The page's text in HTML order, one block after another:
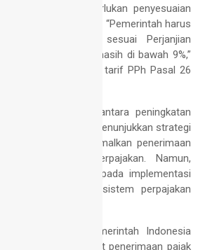
ini akan memerlukan penyesuaian
perpajakan nasional. “Pemerintah harus
pemotongan PPh sesuai Perjanjian
(P3B) yang masih di bawah 9%,”
akan diberikan pada tarif PPh Pasal 26
bahwa kombinasi antara peningkatan
aturan pajak global menunjukkan strategi
dalam mengoptimalkan penerimaan
sistem perpajakan. Namun,
ini akan bergantung pada implementasi
adaptasi sistem perpajakan
strategis ini, pemerintah Indonesia
mencapai target penerimaan pajak